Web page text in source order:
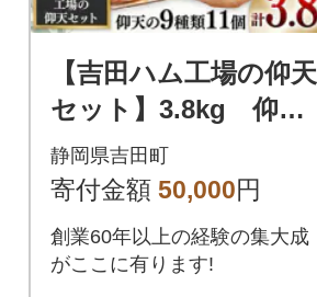
【吉田ハム工場の仰天
セット】3.8kg 仰天
の9種類
静岡県吉田町
寄付金額 50,000円
創業60年以上の経験の集大成
がここに有ります!